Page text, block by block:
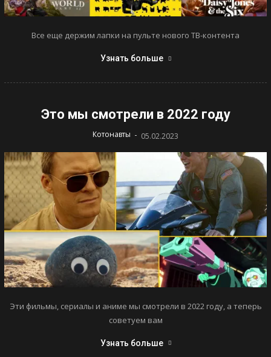
Все еще держим лапки на пульте нового ТВ-контента
Узнать больше
Это мы смотрели в 2022 году
Котонавты - 05.02.2023
Эти фильмы, сериалы и аниме мы смотрели в 2022 году, а теперь
советуем вам
Узнать больше